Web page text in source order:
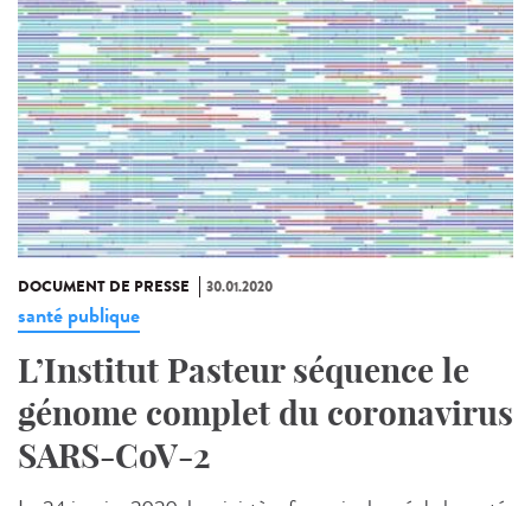
DOCUMENT DE PRESSE 30.01.2020
santé publique
L’Institut Pasteur séquence le
génome complet du coronavirus
SARS-CoV-2